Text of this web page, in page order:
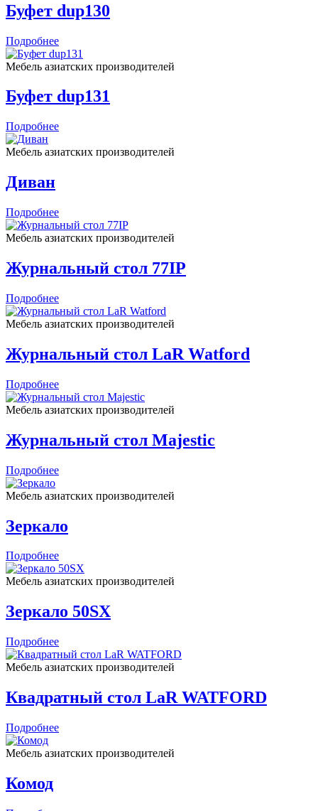
Буфет dup130
Подробнее
Мебель азиатских производителей
Буфет dup131
Подробнее
Мебель азиатских производителей
Диван
Подробнее
Мебель азиатских производителей
Журнальный стол 77IP
Подробнее
Мебель азиатских производителей
Журнальный стол LaR Watford
Подробнее
Мебель азиатских производителей
Журнальный стол Majestic
Подробнее
Мебель азиатских производителей
Зеркало
Подробнее
Мебель азиатских производителей
Зеркало 50SX
Подробнее
Мебель азиатских производителей
Квадратный стол LaR WATFORD
Подробнее
Мебель азиатских производителей
Комод